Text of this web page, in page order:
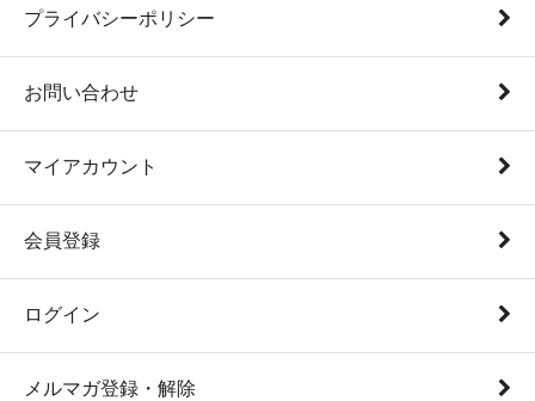
プライバシーポリシー
お問い合わせ
マイアカウント
会員登録
ログイン
メルマガ登録・解除